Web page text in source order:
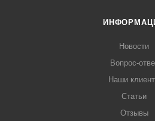
Новости
Вопрос-
Наши
Статьи
Отзывы